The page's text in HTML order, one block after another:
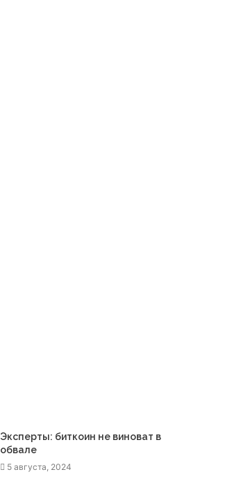
Эксперты: биткоин не виноват в
обвале
5 августа, 2024